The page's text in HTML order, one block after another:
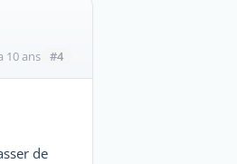
10 ans #4
de